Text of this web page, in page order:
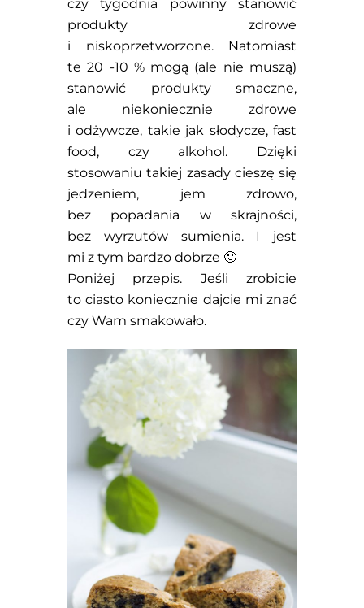
czy tygodnia powinny stanowić
produkty zdrowe
i niskoprzetworzone. Natomiast
te 20 -10 % mogą (ale nie muszą)
stanowić produkty smaczne,
ale niekoniecznie zdrowe
i odżywcze, takie jak słodycze, fast
food, czy alkohol. Dzięki
stosowaniu takiej zasady cieszę się
jedzeniem, jem zdrowo,
bez popadania w skrajności,
bez wyrzutów sumienia. I jest
mi z tym bardzo dobrze 🙂
Poniżej przepis. Jeśli zrobicie
to ciasto koniecznie dajcie mi znać
czy Wam smakowało.